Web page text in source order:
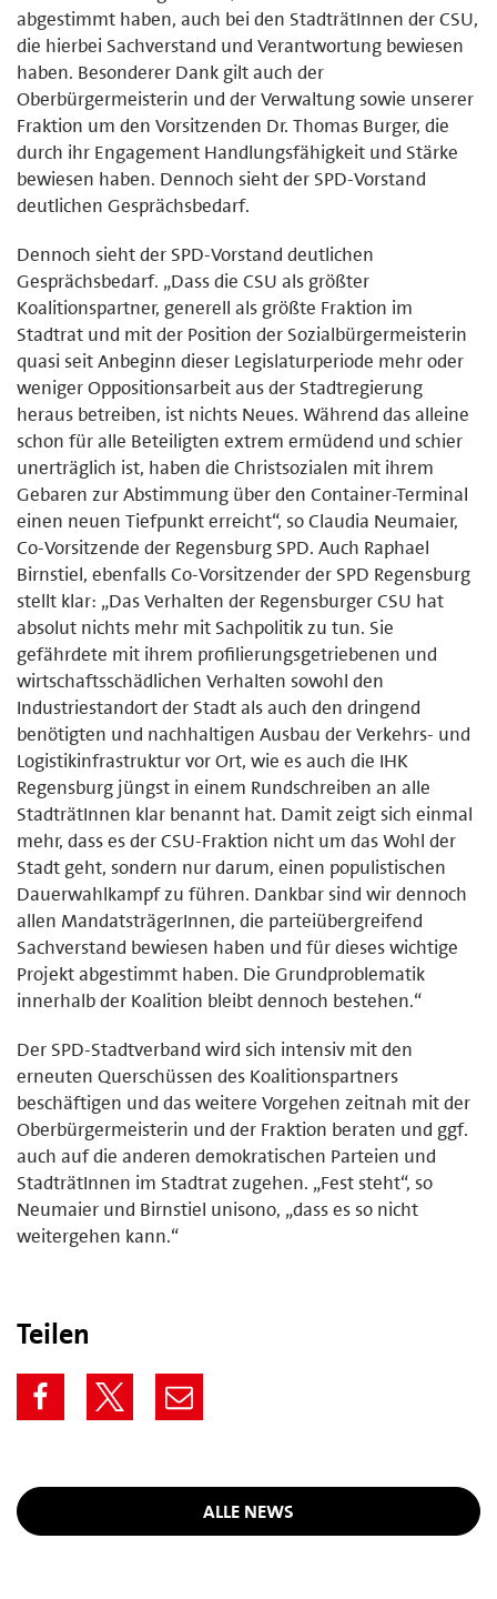
abgestimmt haben, auch bei den StadträtInnen der CSU,
die hierbei Sachverstand und Verantwortung bewiesen
haben. Besonderer Dank gilt auch der
Oberbürgermeisterin und der Verwaltung sowie unserer
Fraktion um den Vorsitzenden Dr. Thomas Burger, die
durch ihr Engagement Handlungsfähigkeit und Stärke
bewiesen haben. Dennoch sieht der SPD-Vorstand
deutlichen Gesprächsbedarf.
Dennoch sieht der SPD-Vorstand deutlichen
Gesprächsbedarf. „Dass die CSU als größter
Koalitionspartner, generell als größte Fraktion im
Stadtrat und mit der Position der Sozialbürgermeisterin
quasi seit Anbeginn dieser Legislaturperiode mehr oder
weniger Oppositionsarbeit aus der Stadtregierung
heraus betreiben, ist nichts Neues. Während das alleine
schon für alle Beteiligten extrem ermüdend und schier
unerträglich ist, haben die Christsozialen mit ihrem
Gebaren zur Abstimmung über den Container-Terminal
einen neuen Tiefpunkt erreicht“, so Claudia Neumaier,
Co-Vorsitzende der Regensburg SPD. Auch Raphael
Birnstiel, ebenfalls Co-Vorsitzender der SPD Regensburg
stellt klar: „Das Verhalten der Regensburger CSU hat
absolut nichts mehr mit Sachpolitik zu tun. Sie
gefährdete mit ihrem profilierungsgetriebenen und
wirtschaftsschädlichen Verhalten sowohl den
Industriestandort der Stadt als auch den dringend
benötigten und nachhaltigen Ausbau der Verkehrs- und
Logistikinfrastruktur vor Ort, wie es auch die IHK
Regensburg jüngst in einem Rundschreiben an alle
StadträtInnen klar benannt hat. Damit zeigt sich einmal
mehr, dass es der CSU-Fraktion nicht um das Wohl der
Stadt geht, sondern nur darum, einen populistischen
Dauerwahlkampf zu führen. Dankbar sind wir dennoch
allen MandatsträgerInnen, die parteiübergreifend
Sachverstand bewiesen haben und für dieses wichtige
Projekt abgestimmt haben. Die Grundproblematik
innerhalb der Koalition bleibt dennoch bestehen.“
Der SPD-Stadtverband wird sich intensiv mit den
erneuten Querschüssen des Koalitionspartners
beschäftigen und das weitere Vorgehen zeitnah mit der
Oberbürgermeisterin und der Fraktion beraten und ggf.
auch auf die anderen demokratischen Parteien und
StadträtInnen im Stadtrat zugehen. „Fest steht“, so
Neumaier und Birnstiel unisono, „dass es so nicht
weitergehen kann.“
Teilen
ALLE NEWS